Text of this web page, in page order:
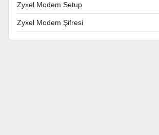
Zyxel Modem Setup
Zyxel Modem Şifresi